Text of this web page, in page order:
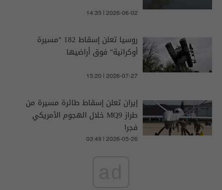
14:35 | 2026-06-02
روسيا تعلن إسقاط 182 "مسيرة
أوكرانية" فوق أراضيها
15:20 | 2026-07-27
إيران تعلن إسقاط طائرة مسيرة من
طراز MQ9 خلال الهجوم الأمريكي
فجرا
03:49 | 2026-05-26